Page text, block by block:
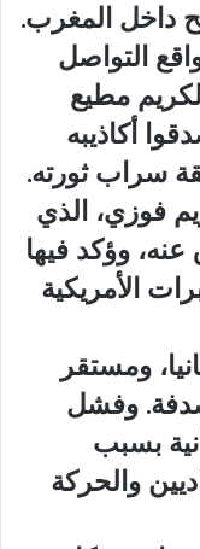
داخل المغرب.
التواصل
مطيع
أكاذيبه
سراب ثورته.
فوزي، الذي
وؤكد فيها
الأمريكية
ومستقر
صدفة. وفشل
بسبب
والحركة